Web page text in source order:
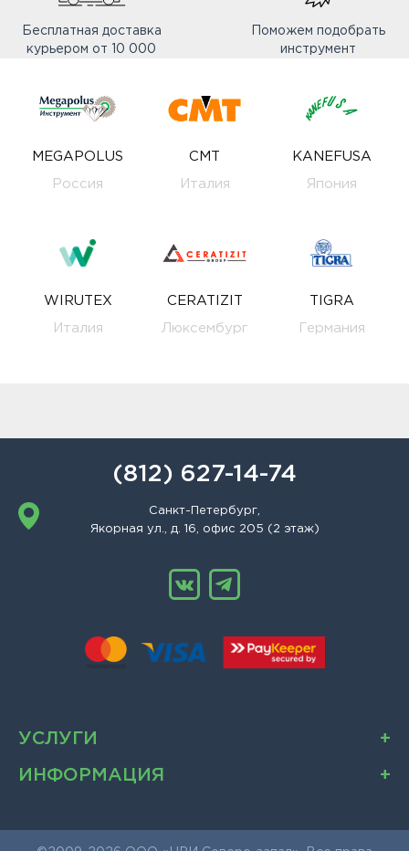
Бесплатная доставка
курьером от 10 000
Поможем подобрать
инструмент
MEGAPOLUS
Россия
CMT
Италия
KANEFUSA
Япония
WIRUTEX
Италия
CERATIZIT
Люксембург
TIGRA
Германия
(812) 627-14-74
Санкт-Петербург,
Якорная ул., д. 16, офис 205 (2 этаж)
УСЛУГИ
ИНФОРМАЦИЯ